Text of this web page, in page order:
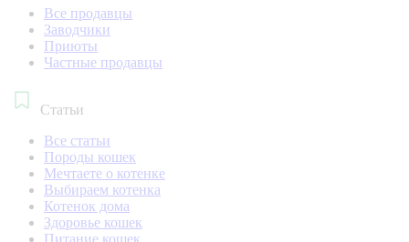
Все продавцы
Заводчики
Приюты
Частные продавцы
Статьи
Все статьи
Породы кошек
Мечтаете о котенке
Выбираем котенка
Котенок дома
Здоровье кошек
Питание кошек